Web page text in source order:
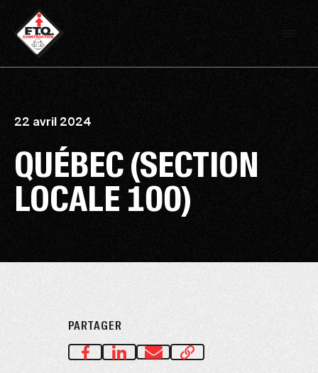
22 avril 2024
QUÉBEC (SECTION
LOCALE 100)
PARTAGER